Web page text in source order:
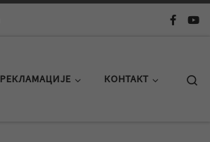
РЕКЛАМАЦИЈЕ КОНТАКТ